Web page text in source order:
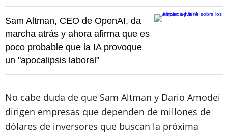
Sam Altman, CEO de OpenAI, da
marcha atrás y ahora afirma que es
poco probable que la IA provoque
un "apocalipsis laboral"
No cabe duda de que Sam Altman y Dario Amodei
dirigen empresas que dependen de millones de
dólares de inversores que buscan la próxima